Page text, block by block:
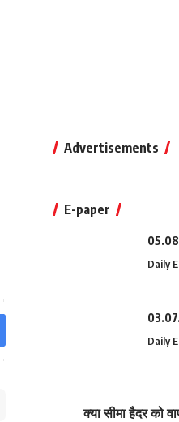
Advertisements
E-paper
Daily
Daily
क्या सीमा हैदर को